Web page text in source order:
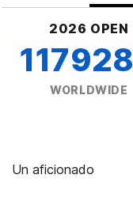
2026 OPEN
117928
WORLDWIDE
Un aficionado